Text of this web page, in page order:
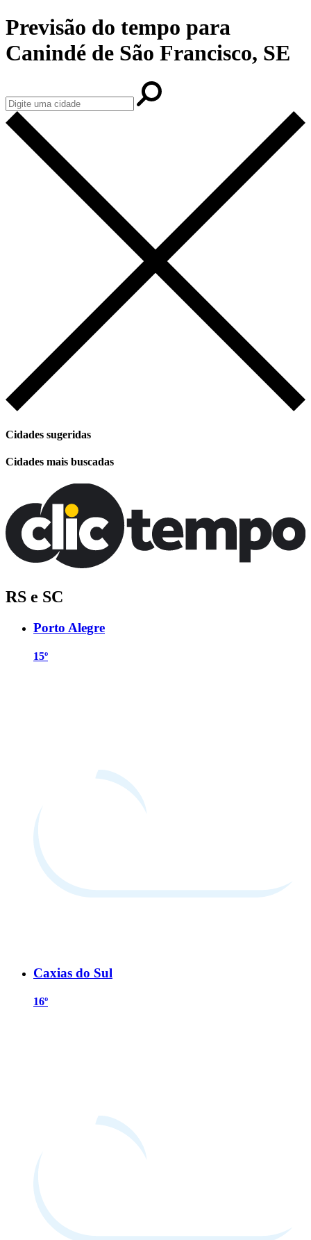
Previsão do tempo para
Canindé de São Francisco, SE
Cidades sugeridas
Cidades mais buscadas
RS e SC
Porto Alegre
15º
Caxias do Sul
16º